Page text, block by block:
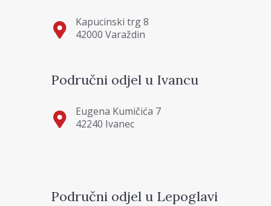
Kapucinski trg 8
42000 Varaždin
Područni odjel u Ivancu
Eugena Kumičića 7
42240 Ivanec
Područni odjel u Lepoglavi